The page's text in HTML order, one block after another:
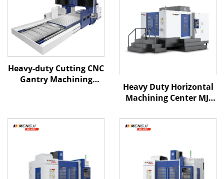
Heavy-duty Cutting CNC
Gantry Machining
Heavy Duty Horizontal
Machining Center MJ-
Z1000 BT-50 CNC
Horizontal Machining